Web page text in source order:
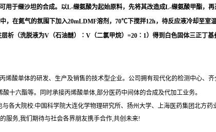
于缬沙坦的合成。以L-缬氨酸为起始原料，先将其改造成L-缬氨酸甲酯，
，在氮气的氛围下加入20mLDMF溶剂，70℃下搅拌12h，待反应液冷却至
析（洗脱液为V（石油醚）∶V（二氯甲烷）=20∶1）得到白色固体三正丁基
酸单体的研发、生产及销售的技术型企业。公司拥有现代化的检测中心、
十六酯等。同时承接丙烯酸单体,部分医药中间体的合成及代加工业务。
各大院校:中国科学院大连化学物理研究所、扬州大学、上海医药集团北方
服务,我们期待与社会各界朋友携手合作,共创未来!